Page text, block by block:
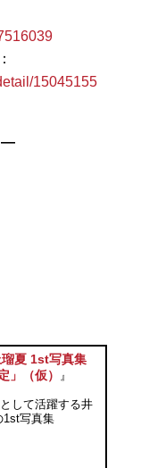
15045155
―
夏 1st写真集
」（仮）
』
して活躍する井
1st写真集